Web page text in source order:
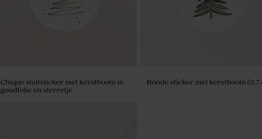
Chique sluitsticker met kerstboom in
goudfolie en sterretje
Ronde sticker met kerstboom (3,7